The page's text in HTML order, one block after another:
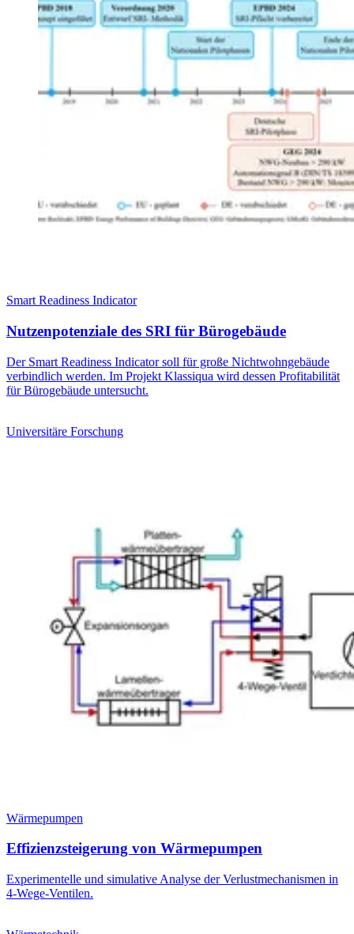
Smart Readiness Indicator
Nutzenpotenziale des SRI für Bürogebäude
Der Smart Readiness Indicator soll für große Nichtwohngebäude
verbindlich werden. Im Projekt Klassiqua wird dessen Profitabilität
für Bürogebäude untersucht.
Universitäre Forschung
Wärmepumpen
Effizienzsteigerung von Wärmepumpen
Experimentelle und simulative Analyse der Verlustmechanismen in
4-Wege-Ventilen.